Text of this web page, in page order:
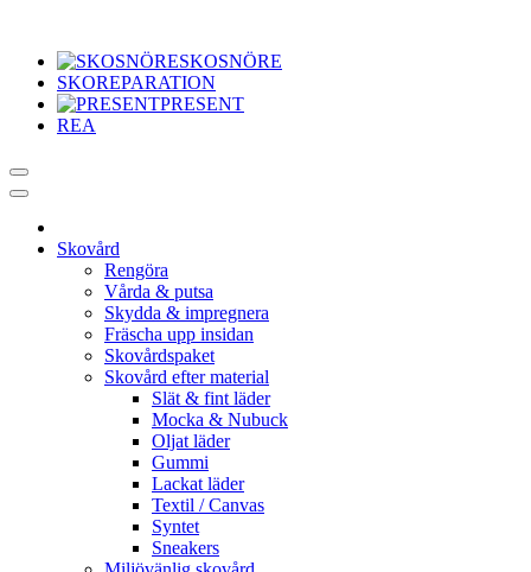
SKOSNÖRE
SKOREPARATION
PRESENT
REA
Skovård
Rengöra
Vårda & putsa
Skydda & impregnera
Fräscha upp insidan
Skovårdspaket
Skovård efter material
Slät & fint läder
Mocka & Nubuck
Oljat läder
Gummi
Lackat läder
Textil / Canvas
Syntet
Sneakers